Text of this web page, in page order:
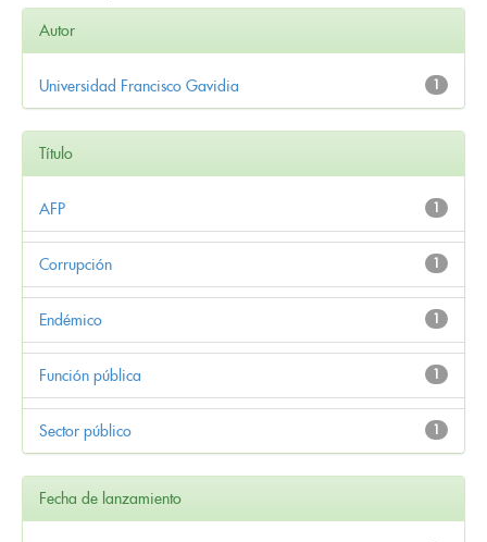
Autor
1
Universidad Francisco Gavidia
Título
1
AFP
1
Corrupción
1
Endémico
1
Función pública
1
Sector público
Fecha de lanzamiento